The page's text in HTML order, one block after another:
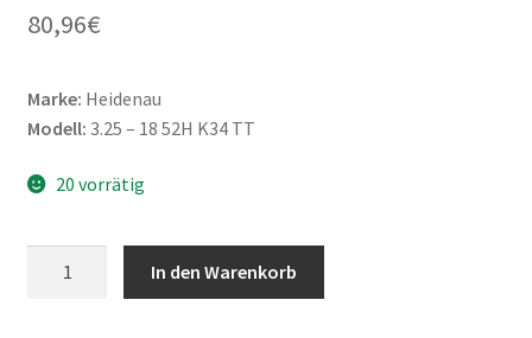
80,96€
Marke: Heidenau
Modell: 3.25 – 18 52H K34 TT
20 vorrätig
In den Warenkorb